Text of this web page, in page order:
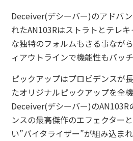
Deceiver(デシーバー)のアドバ
れたAN103Rはストラトとテレ
な独特のフォルムもさる事なが
ィアウトラインで機能性もバッチ
ピックアップはプロビデンスが
たオリジナルピックアップを全
Deceiver(デシーバー)のAN103R
ンスの最高傑作のエフェクター
い”バイタライザー”が組み込まれ